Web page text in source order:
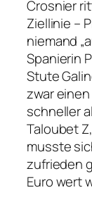
Crosnier
Ziellinie –
niemand
Spanierin
Stute
zwar
schneller
Taloubet
musste
zufrieden
Euro wert